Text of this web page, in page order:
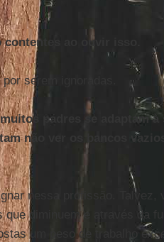
ao ouvir isso.
serem ignoradas.
padres se adaptam à
não ver os bancos
nessa profissão. Talvez,
que diminuem e através da
um peso de trabalho